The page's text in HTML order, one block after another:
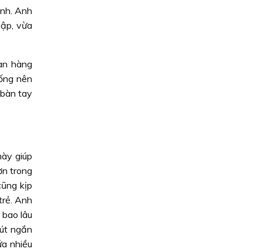
Anh
vừa
hàng
nên
tay
giúp
trong
kịp
Anh
lâu
ngắn
nhiều